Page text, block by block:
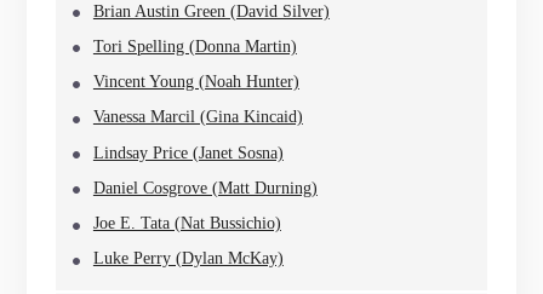
Brian Austin Green (David Silver)
Tori Spelling (Donna Martin)
Vincent Young (Noah Hunter)
Vanessa Marcil (Gina Kincaid)
Lindsay Price (Janet Sosna)
Daniel Cosgrove (Matt Durning)
Joe E. Tata (Nat Bussichio)
Luke Perry (Dylan McKay)